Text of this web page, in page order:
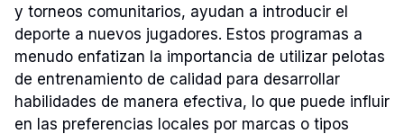
y torneos comunitarios, ayudan a introducir el
deporte a nuevos jugadores. Estos programas a
menudo enfatizan la importancia de utilizar pelotas
de entrenamiento de calidad para desarrollar
habilidades de manera efectiva, lo que puede influir
en las preferencias locales por marcas o tipos